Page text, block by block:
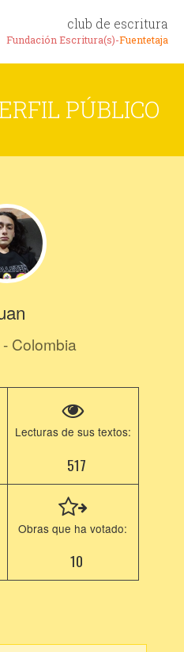
club de escritura
Fundación Escritura(s)-Fuentetaja
PÚBLICO
Colombia
Lecturas de sus textos:
517
Obras que ha votado:
10